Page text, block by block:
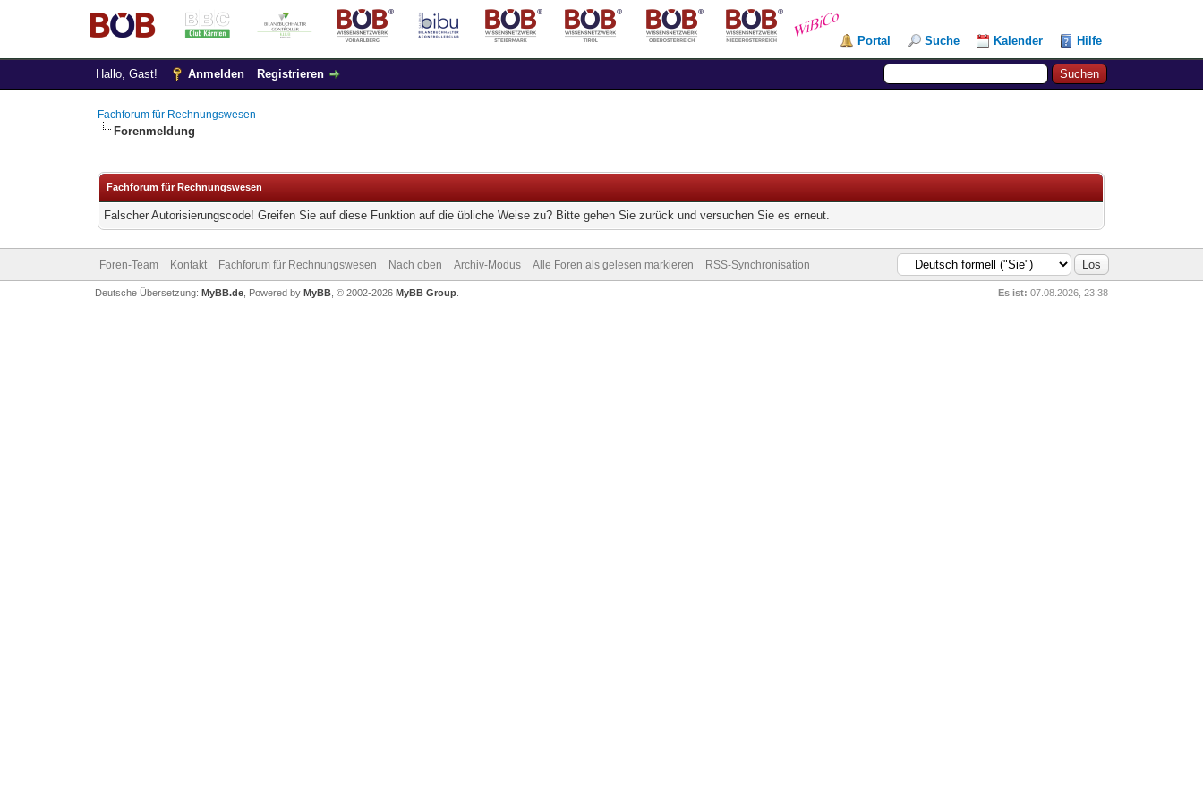
Portal Suche Kalender Hilfe
Hallo, Gast! Anmelden Registrieren
Fachforum für Rechnungswesen
Forenmeldung
Fachforum für Rechnungswesen
Falscher Autorisierungscode! Greifen Sie auf diese Funktion auf die übliche Weise zu? Bitte gehen Sie zurück und versuchen Sie es erneut.
Foren-Team Kontakt Fachforum für Rechnungswesen Nach oben Archiv-Modus Alle Foren als gelesen markieren RSS-Synchronisation
Es ist: 07.08.2026, 23:38
Deutsche Übersetzung: MyBB.de, Powered by MyBB, © 2002-2026 MyBB Group.